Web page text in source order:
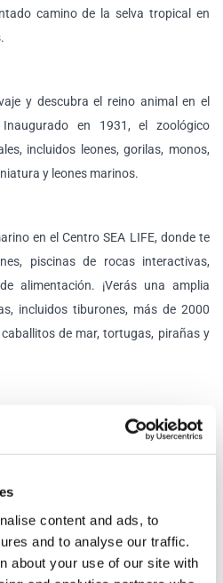
content and ads, to
and to analyse our traffic.
about your use of our site with
camino de la selva tropical en
y descubra el reino animal en el
en 1931, el zoológico
incluidos leones, gorilas, monos,
y leones marinos.
en el Centro SEA LIFE, donde te
piscinas de rocas interactivas,
alimentación. ¡Verás una amplia
incluidos tiburones, más de 2000
de mar, tortugas, pirañas y
definitiva? ¡Sigue los pasos del Dr.
Joya del Ojo del Jaguar, levantar la
montaña rusa Jumanji del mundo,
los brazos de un mandril, te darás
la cima del Santuario del Jaguar
y viajarás hacia atrás tratando de